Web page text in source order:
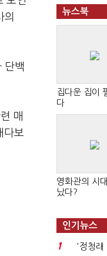
의
단백
매
다보
뉴스북
집다운 집이
다
영화관의 시
났다?
인기뉴스
1
'정청래